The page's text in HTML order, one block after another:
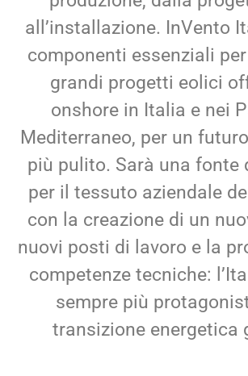
all’installazione. InVento
componenti essenziali
grandi progetti eolici
onshore in Italia e nei
Mediterraneo, per un
più pulito. Sarà una fonte
per il tessuto aziendale
con la creazione di un
nuovi posti di lavoro e la
competenze tecniche:
sempre più
transizione energetica